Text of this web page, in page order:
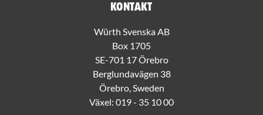
Kontakt
Würth Svenska AB
Box 1705
SE-701 17 Örebro
Berglundavägen 38
Örebro, Sweden
Växel: 019 - 35 10 00